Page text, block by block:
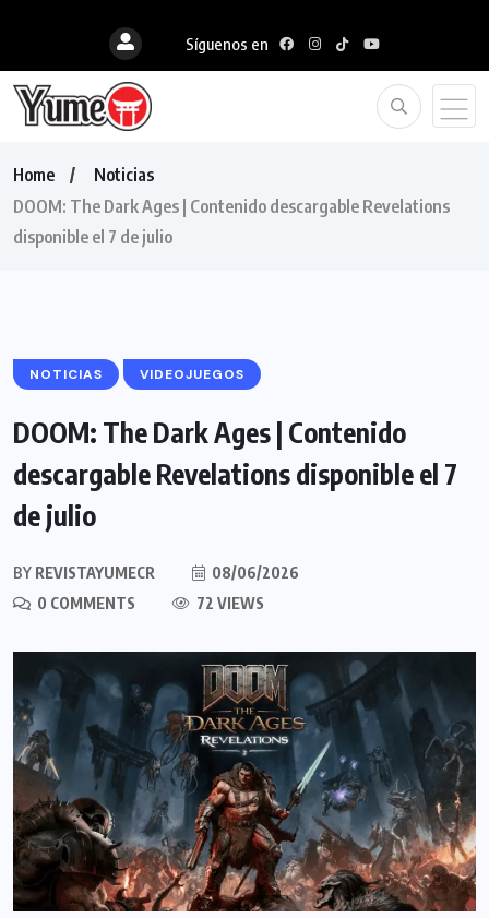
Síguenos en
Home
Noticias
DOOM: The Dark Ages | Contenido descargable Revelations
disponible el 7 de julio
NOTICIAS VIDEOJUEGOS
DOOM: The Dark Ages | Contenido
descargable Revelations disponible el 7
de julio
BY REVISTAYUMECR
08/06/2026
0 COMMENTS
72 VIEWS